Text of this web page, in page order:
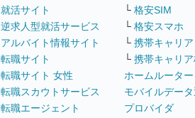
就活サイト
逆求人型就活サービス
アルバイト情報サイト
転職サイト
転職サイト 女性
転職スカウトサービス
転職エージェント
└ 格安SIM
└ 格安スマホ
└ 携帯キャリア
└ 携帯キャリ
ホームルーター
モバイルデー
プロバイダ